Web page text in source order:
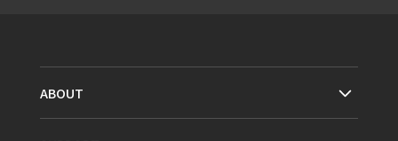
ABOUT